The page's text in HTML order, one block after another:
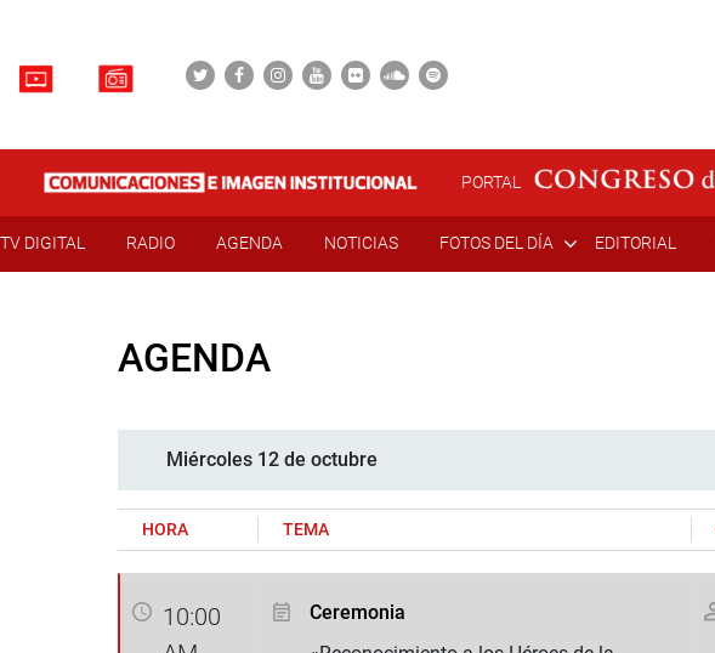
PORTAL
TV DIGITAL RADIO AGENDA NOTICIAS FOTOS DEL DÍA EDITORIAL
AGENDA
Miércoles 12 de octubre
HORA TEMA
10:00
Ceremonia